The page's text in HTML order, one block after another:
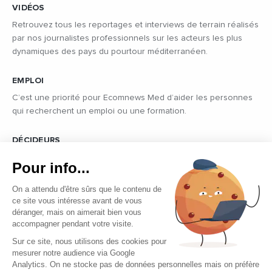
VIDÉOS
Retrouvez tous les reportages et interviews de terrain réalisés
par nos journalistes professionnels sur les acteurs les plus
dynamiques des pays du pourtour méditerranéen.
EMPLOI
C’est une priorité pour Ecomnews Med d’aider les personnes
qui recherchent un emploi ou une formation.
DÉCIDEURS
Quels sont les décideurs qui font l’actualité économique et
politique des pays du pourtour de la Méditerranée.
Copyright © 2026 - Tous droits réservés
Pour info...
On a attendu d'être sûrs que le contenu de
ce site vous intéresse avant de vous
déranger, mais on aimerait bien vous
accompagner pendant votre visite.
Sur ce site, nous utilisons des cookies pour
mesurer notre audience via Google
Analytics. On ne stocke pas de données personnelles mais on préfère